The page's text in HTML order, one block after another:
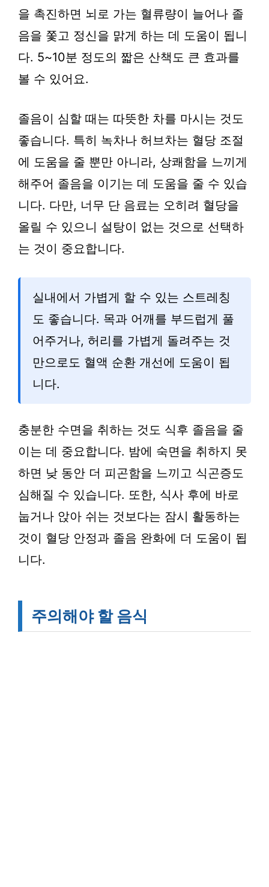
을 촉진하면 뇌로 가는 혈류량이 늘어나 졸
음을 쫓고 정신을 맑게 하는 데 도움이 됩니
다. 5~10분 정도의 짧은 산책도 큰 효과를
볼 수 있어요.
졸음이 심할 때는 따뜻한 차를 마시는 것도
좋습니다. 특히 녹차나 허브차는 혈당 조절
에 도움을 줄 뿐만 아니라, 상쾌함을 느끼게
해주어 졸음을 이기는 데 도움을 줄 수 있습
니다. 다만, 너무 단 음료는 오히려 혈당을
올릴 수 있으니 설탕이 없는 것으로 선택하
는 것이 중요합니다.
실내에서 가볍게 할 수 있는 스트레칭
도 좋습니다. 목과 어깨를 부드럽게 풀
어주거나, 허리를 가볍게 돌려주는 것
만으로도 혈액 순환 개선에 도움이 됩
니다.
충분한 수면을 취하는 것도 식후 졸음을 줄
이는 데 중요합니다. 밤에 숙면을 취하지 못
하면 낮 동안 더 피곤함을 느끼고 식곤증도
심해질 수 있습니다. 또한, 식사 후에 바로
눕거나 앉아 쉬는 것보다는 잠시 활동하는
것이 혈당 안정과 졸음 완화에 더 도움이 됩
니다.
주의해야 할 음식